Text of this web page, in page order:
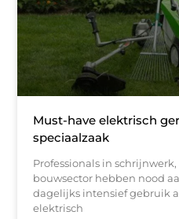
Must-have elektrisch
speciaalzaak
Professionals in
bouwsector hebben nood
dagelijks intensief gebruik
elektrisch